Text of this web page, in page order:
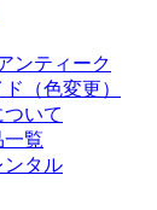
ンティーク
（色変更）
いて
一覧
ンタル